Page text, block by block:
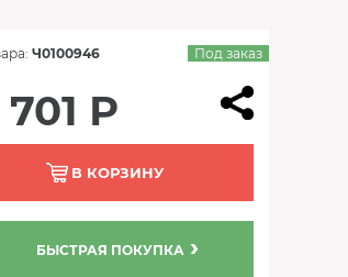
Ч0100946 Под заказ
Р
В КОРЗИНУ
БЫСТРАЯ ПОКУПКА